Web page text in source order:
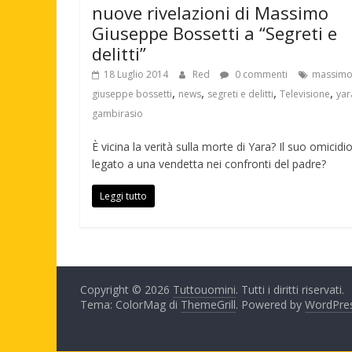
nuove rivelazioni di Massimo
Giuseppe Bossetti a “Segreti e
delitti”
18 Luglio 2014 Red 0 commenti
massimo
giuseppe bossetti, news, segreti e delitti, Televisione,
gambirasio
È vicina la verità sulla morte di Yara? Il suo
legato a una vendetta nei confronti del padre?
Leggi tutto
Copyright © 2026 Tuttouomini. Tutti i diritti riservati.
Tema: ColorMag di ThemeGrill. Powered by